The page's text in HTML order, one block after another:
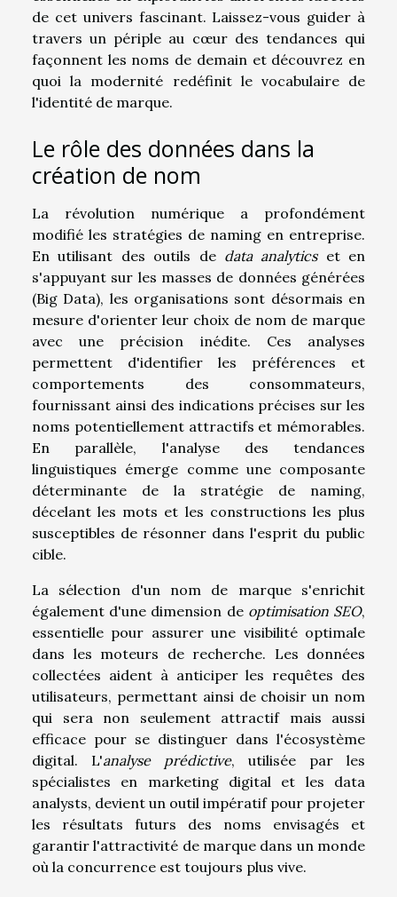
de cet univers fascinant. Laissez-vous guider à
travers un périple au cœur des tendances qui
façonnent les noms de demain et découvrez en
quoi la modernité redéfinit le vocabulaire de
l'identité de marque.
Le rôle des données dans la
création de nom
La révolution numérique a profondément
modifié les stratégies de naming en entreprise.
En utilisant des outils de data analyticset en
s'appuyant sur les masses de données générées
(Big Data), les organisations sont désormais en
mesure d'orienter leur choix de nom de marque
avec une précision inédite. Ces analyses
permettent d'identifier les préférences et
comportements des consommateurs,
fournissant ainsi des indications précises sur les
noms potentiellement attractifs et mémorables.
En parallèle, l'analyse des tendances
linguistiques émerge comme une composante
déterminante de la stratégie de naming,
décelant les mots et les constructions les plus
susceptibles de résonner dans l'esprit du public
cible.
La sélection d'un nom de marque s'enrichit
également d'une dimension de optimisation SEO,
essentielle pour assurer une visibilité optimale
dans les moteurs de recherche. Les données
collectées aident à anticiper les requêtes des
utilisateurs, permettant ainsi de choisir un nom
qui sera non seulement attractif mais aussi
efficace pour se distinguer dans l'écosystème
digital. L'analyse prédictive, utilisée par les
spécialistes en marketing digital et les data
analysts, devient un outil impératif pour projeter
les résultats futurs des noms envisagés et
garantir l'attractivité de marque dans un monde
où la concurrence est toujours plus vive.